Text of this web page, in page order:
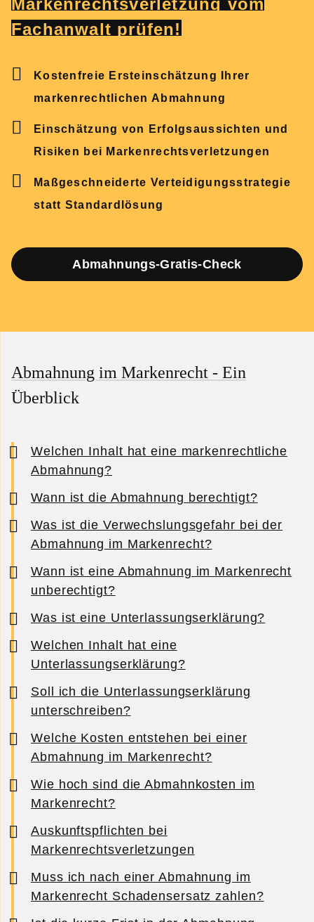
Markenrechtsverletzung vom
Fachanwalt prüfen!
Kostenfreie Ersteinschätzung Ihrer
markenrechtlichen Abmahnung
Einschätzung von Erfolgsaussichten und
Risiken bei Markenrechtsverletzungen
Maßgeschneiderte Verteidigungsstrategie
statt Standardlösung
Abmahnungs-Gratis-Check
Abmahnung im Markenrecht - Ein
Überblick
Welchen Inhalt hat eine markenrechtliche
Abmahnung?
Wann ist die Abmahnung berechtigt?
Was ist die Verwechslungsgefahr bei der
Abmahnung im Markenrecht?
Wann ist eine Abmahnung im Markenrecht
unberechtigt?
Was ist eine Unterlassungserklärung?
Welchen Inhalt hat eine
Unterlassungserklärung?
Soll ich die Unterlassungserklärung
unterschreiben?
Welche Kosten entstehen bei einer
Abmahnung im Markenrecht?
Wie hoch sind die Abmahnkosten im
Markenrecht?
Auskunftspflichten bei
Markenrechtsverletzungen
Muss ich nach einer Abmahnung im
Markenrecht Schadensersatz zahlen?